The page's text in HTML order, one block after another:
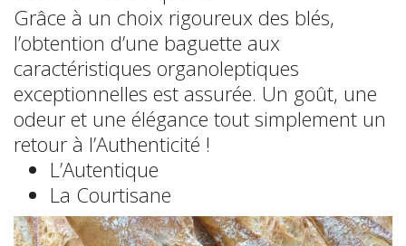
Grâce à un choix rigoureux des blés,
l’obtention d’une baguette aux
caractéristiques organoleptiques
exceptionnelles est assurée. Un goût, une
odeur et une élégance tout simplement un
retour à l’Authenticité !
L’Autentique
La Courtisane